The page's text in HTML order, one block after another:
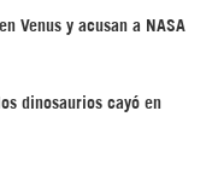
Venus y acusan a NASA
dinosaurios cayó en